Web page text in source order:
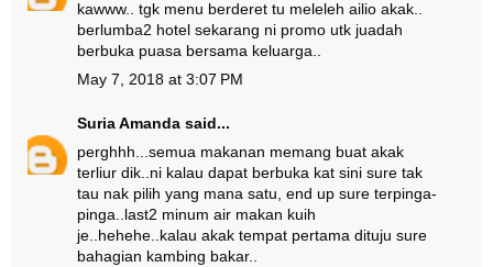
kawww.. tgk menu berderet tu meleleh ailio akak..
berlumba2 hotel sekarang ni promo utk juadah
berbuka puasa bersama keluarga..
May 7, 2018 at 3:07 PM
Suria Amanda said...
perghhh...semua makanan memang buat akak
terliur dik..ni kalau dapat berbuka kat sini sure tak
tau nak pilih yang mana satu, end up sure terpinga-
pinga..last2 minum air makan kuih
je..hehehe..kalau akak tempat pertama dituju sure
bahagian kambing bakar..